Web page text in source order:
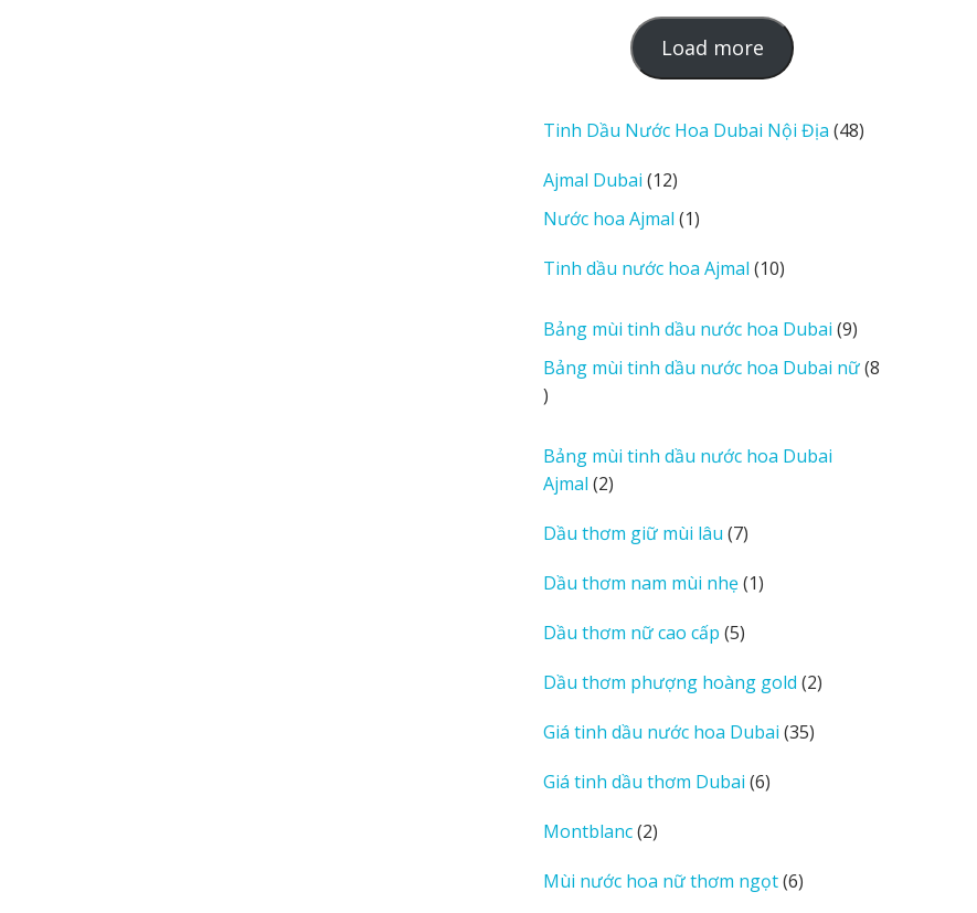
Load moreL
o
d
r
v
e
Tinh Dầu Nước Hoa Dubai Nội Địa 4848
Ajmal Dubai 1212
sản
phẩm
Nước hoa Ajmal 11
phẩm
Tinh dầu nước hoa Ajmal 1010
phẩm
Bảng mùi tinh dầu nước hoa Dubai 99
sản
phẩm
Bảng mùi tinh dầu nước hoa Dubai nữ 8
8
phẩm
Bảng mùi tinh dầu nước hoa Dubai
Ajmal 22
phẩm
Dầu thơm giữ mùi lâu 77
phẩm
Dầu thơm nam mùi nhẹ 11
Dầu thơm nữ cao cấp 55
phẩm
Dầu thơm phượng hoàng gold 22
Giá tinh dầu nước hoa Dubai 3535
Giá tinh dầu thơm Dubai 66
Montblanc 22
phẩm
Mùi nước hoa nữ thơm ngọt 66